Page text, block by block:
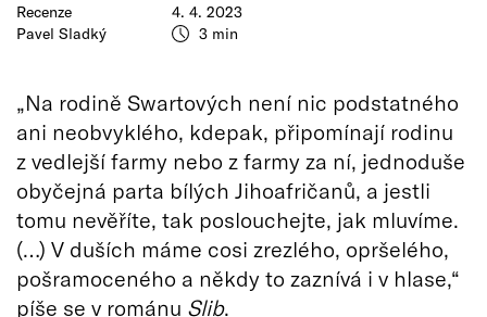
Recenze
Pavel Sladký
4. 4. 2023
3 min
„Na rodině Swartových není nic podstatného
ani neobvyklého, kdepak, připomínají rodinu
z vedlejší farmy nebo z farmy za ní, jednoduše
obyčejná parta bílých Jihoafričanů, a jestli
tomu nevěříte, tak poslouchejte, jak mluvíme.
(…) V duších máme cosi zrezlého, opršelého,
pošramoceného a někdy to zaznívá i v hlase,“
píše se v románu Slib.